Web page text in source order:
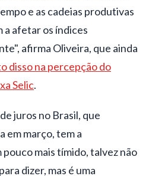
e as cadeias produtivas
afetar os índices
afirma Oliveira, que ainda
disso na percepção do
Selic.
juros no Brasil, que
em março, tem a
mais tímido, talvez não
dizer, mas é uma